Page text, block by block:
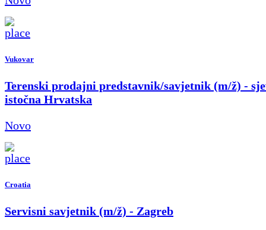
Vukovar
Terenski prodajni predstavnik/savjetnik (m/ž) -
istočna Hrvatska
Novo
Croatia
Servisni savjetnik (m/ž) - Zagreb